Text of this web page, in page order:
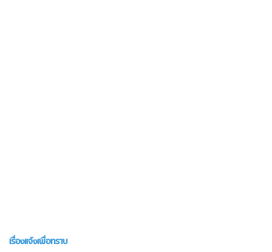
เรื่องแจ้งเพื่อทราบ